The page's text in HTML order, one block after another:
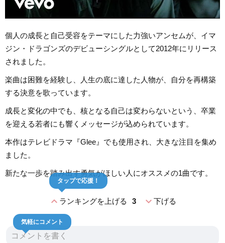
個人の成長と自己受容をテーマにした力強いアンセムが、イマ
ジン・ドラゴンズのデビューシングルとして2012年にリリース
されました。
楽曲は困難を経験し、人生の底に達した人物が、自分を再構築
する決意を歌っています。
成長と変化の中でも、核となる自己は変わらないという、卒業
を迎える若者にも響くメッセージが込められています。
本作はテレビドラマ『Glee』でも使用され、大きな注目を集め
ました。
新たな一歩を踏み出す勇気がほしい人にオススメの1曲です。
expand_lessランキングを上げる 3
タップで応援！
expand_more下げる
気軽にコメント